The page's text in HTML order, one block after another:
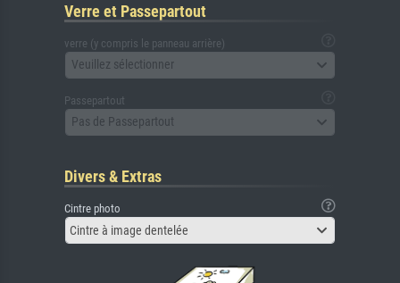
Verre et Passepartout
verre (y compris le panneau arrière)
Veuillez sélectionner
Passepartout
Pas de Passepartout
Divers & Extras
Cintre photo
Cintre à image dentelée